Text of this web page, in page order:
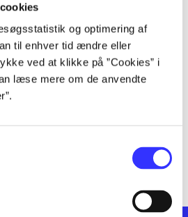
og optimering af
til enhver tid ændre eller
ved at klikke på ”Cookies” i
læse mere om de anvendte
...
...
...
...
...
...
...